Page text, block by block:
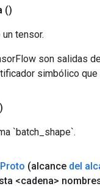
()
tensor.
son salidas
simbólico
`batch_shape`.
Proto (alcance del
<cadena>